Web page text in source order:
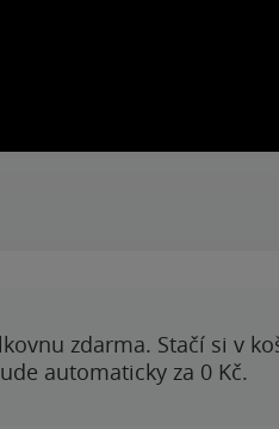
zdarma. Stačí si v
automaticky za 0 Kč.